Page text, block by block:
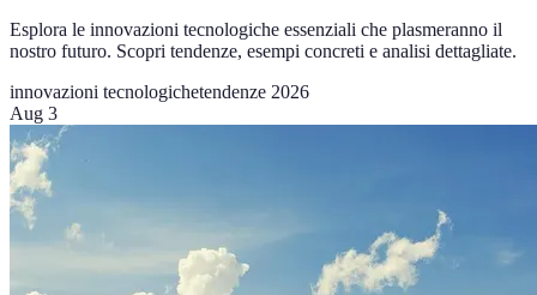
Esplora le innovazioni tecnologiche essenziali che plasmeranno il
nostro futuro. Scopri tendenze, esempi concreti e analisi dettagliate.
innovazioni tecnologichetendenze 2026
Aug 3